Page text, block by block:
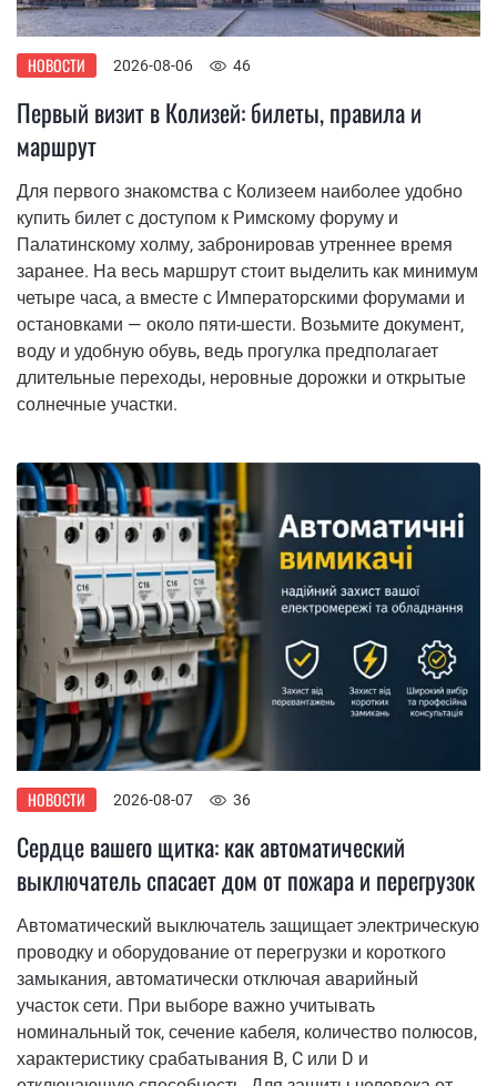
НОВОСТИ 2026-08-06 46
Первый визит в Колизей: билеты, правила и
маршрут
Для первого знакомства с Колизеем наиболее удобно
купить билет с доступом к Римскому форуму и
Палатинскому холму, забронировав утреннее время
заранее. На весь маршрут стоит выделить как минимум
четыре часа, а вместе с Императорскими форумами и
остановками — около пяти-шести. Возьмите документ,
воду и удобную обувь, ведь прогулка предполагает
длительные переходы, неровные дорожки и открытые
солнечные участки.
НОВОСТИ 2026-08-07 36
Сердце вашего щитка: как автоматический
выключатель спасает дом от пожара и перегрузок
Автоматический выключатель защищает электрическую
проводку и оборудование от перегрузки и короткого
замыкания, автоматически отключая аварийный
участок сети. При выборе важно учитывать
номинальный ток, сечение кабеля, количество полюсов,
характеристику срабатывания B, C или D и